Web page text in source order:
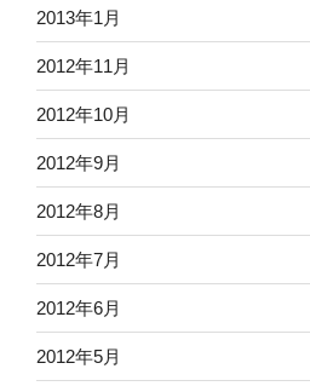
2013年1月
2012年11月
2012年10月
2012年9月
2012年8月
2012年7月
2012年6月
2012年5月